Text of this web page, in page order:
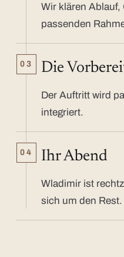
Wir klären Ablauf,
passenden
03 Die
Der Auftritt wird
integriert.
04 Ihr Abend
Wladimir ist
sich um den Rest.